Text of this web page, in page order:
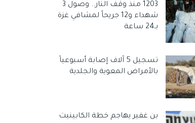
1203 منذ وقف النار.. وصول 3
شهداء و12 جريحاً لمشافي غزة
بـ24 ساعة
تسجيل 5 آلاف إصابة أسبوعياً
بالأمراض المعوية والجلدية
بن غفير يهاجم خطة الكابينيت